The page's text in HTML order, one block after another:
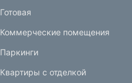
Готовая
Коммерческие помещения
Паркинги
Квартиры с отделкой